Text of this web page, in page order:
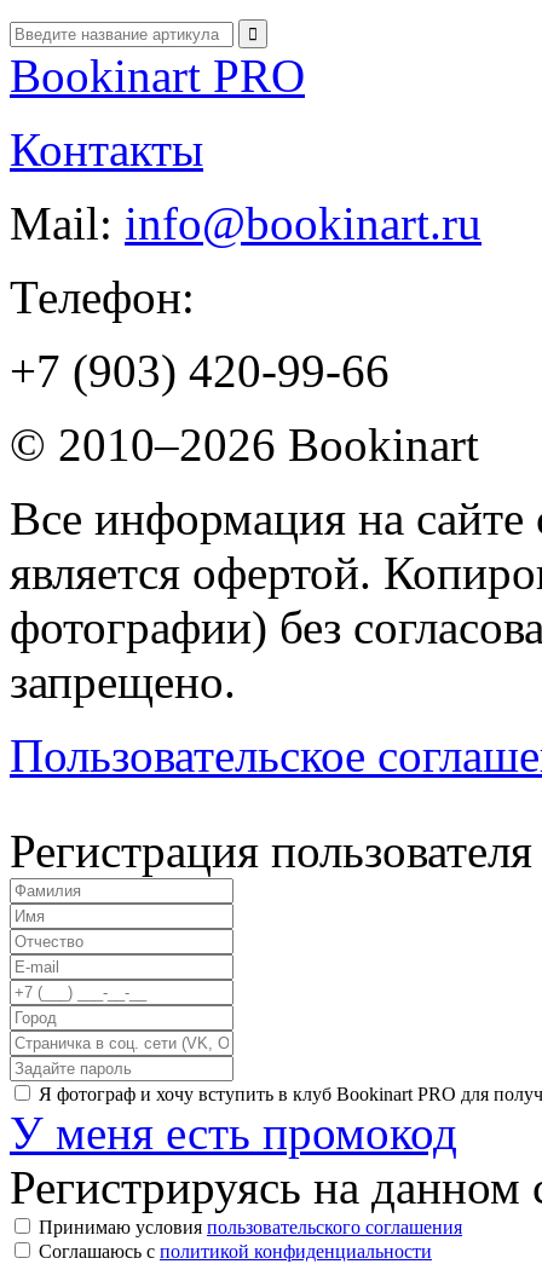
Bookinart PRO
Контакты
Mail: info@bookinart.ru
Телефон:
+7 (903) 420-99-66
© 2010–2026 Bookinart
Все информация на
является офертой.
фотографии) без
запрещено.
Пользовательское
Регистрация пользователя
Я фотограф и хочу вступить в клуб Bookinart PRO для
У меня есть промокод
Регистрируясь на данном
Принимаю условия пользовательского соглашения
Соглашаюсь с политикой конфиденциальности